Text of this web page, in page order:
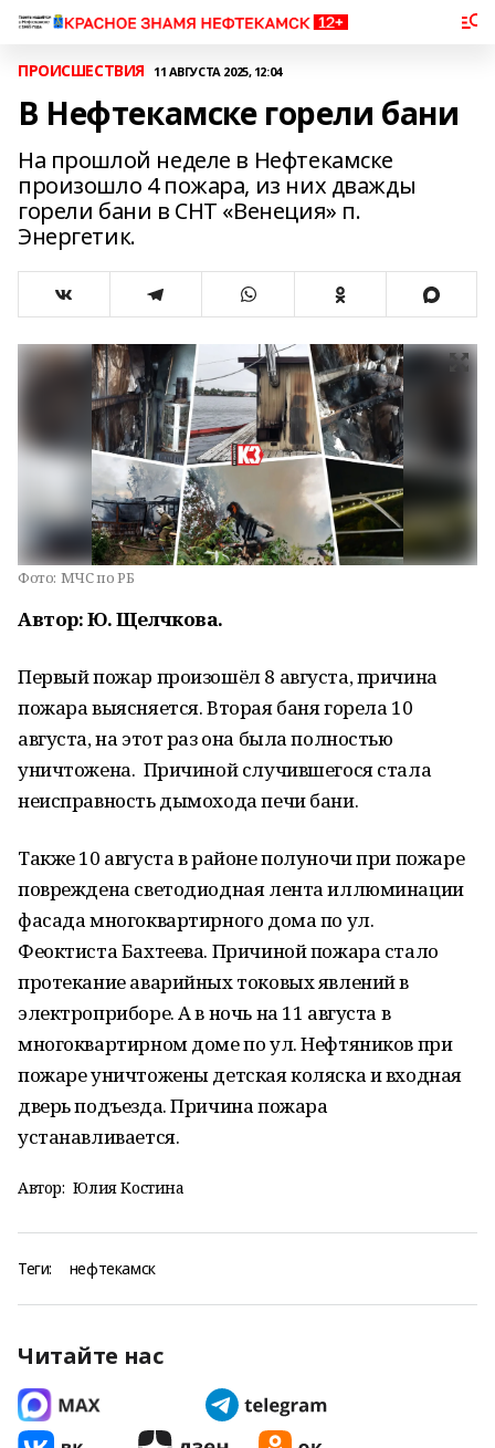
ПРОИСШЕСТВИЯ 11 АВГУСТА 2025, 12:04
В Нефтекамске горели бани
На прошлой неделе в Нефтекамске
произошло 4 пожара, из них дважды
горели бани в СНТ «Венеция» п.
Энергетик.
Фото: МЧС по РБ
Автор: Ю. Щелчкова.
Первый пожар произошёл 8 августа, причина
пожара выясняется. Вторая баня горела 10
августа, на этот раз она была полностью
уничтожена. Причиной случившегося стала
неисправность дымохода печи бани.
Также 10 августа в районе полуночи при пожаре
повреждена светодиодная лента иллюминации
фасада многоквартирного дома по ул.
Феоктиста Бахтеева. Причиной пожара стало
протекание аварийных токовых явлений в
электроприборе. А в ночь на 11 августа в
многоквартирном доме по ул. Нефтяников при
пожаре уничтожены детская коляска и входная
дверь подъезда. Причина пожара
устанавливается.
Автор: Юлия Костина
Теги: нефтекамск
Читайте нас